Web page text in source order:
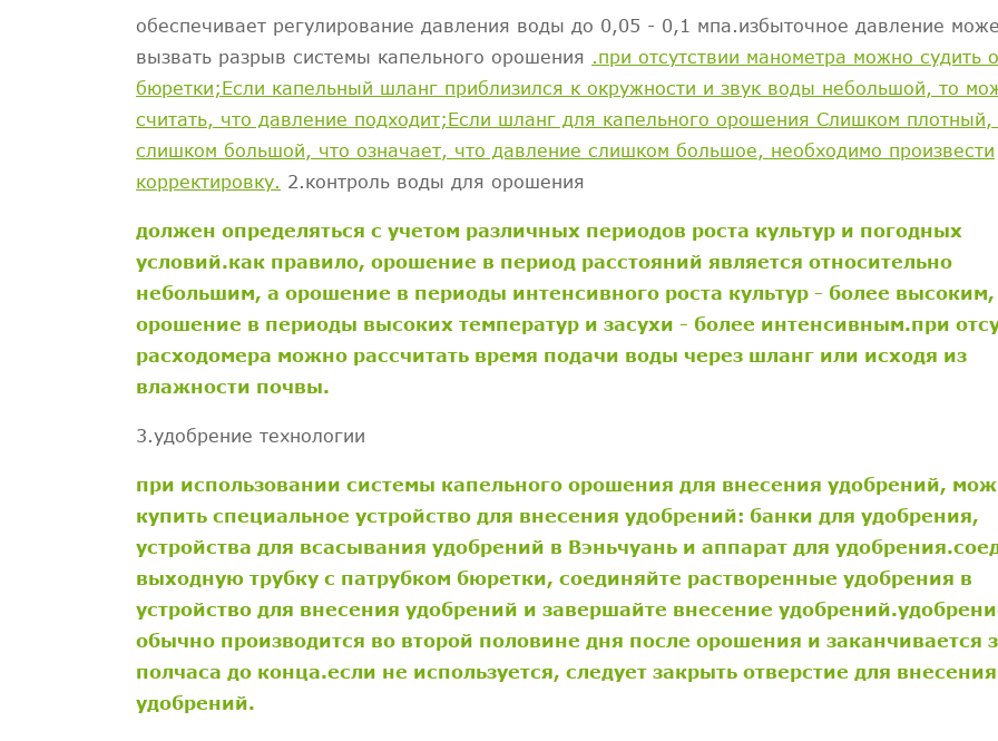
обеспечивает регулирование давления воды до 0,05 - 0,1 мпа.избыточное давление
вызвать разрыв системы капельного орошения .при отсутствии манометра можно судить
бюретки;Если капельный шланг приблизился к окружности и звук воды небольшой, то
считать, что давление подходит;Если шланг для капельного орошения Слишком плотный,
слишком большой, что означает, что давление слишком большое, необходимо произвести
корректировку. 2.контроль воды для орошения
должен определяться с учетом различных периодов роста культур и погодных
условий.как правило, орошение в период расстояний является относительно
небольшим, а орошение в периоды интенсивного роста культур - более высоким,
орошение в периоды высоких температур и засухи - более интенсивным.при
расходомера можно рассчитать время подачи воды через шланг или исходя из
влажности почвы.
3.удобрение технологии
при использовании системы капельного орошения для внесения удобрений,
купить специальное устройство для внесения удобрений: банки для удобрения,
устройства для всасывания удобрений в Вэньчуань и аппарат для
выходную трубку с патрубком бюретки, соединяйте растворенные удобрения в
устройство для внесения удобрений и завершайте внесение
обычно производится во второй половине дня после орошения и заканчивается
полчаса до конца.если не используется, следует закрыть отверстие для внесения
удобрений.